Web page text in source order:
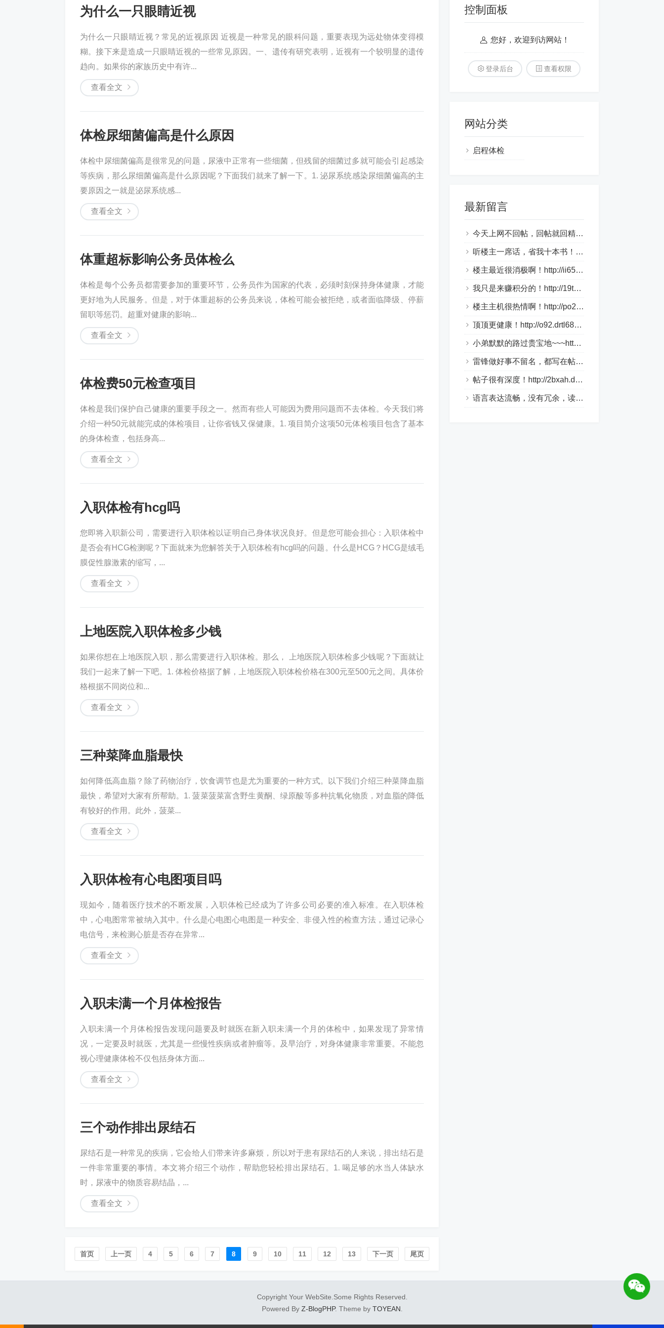
为什么一只眼睛近视
为什么一只眼睛近视？常见的近视原因 近视是一种常见的眼科问题，重要表现为远处物体变得模
糊。接下来是造成一只眼睛近视的一些常见原因。一、遗传有研究表明，近视有一个较明显的遗传
趋向。如果你的家族历史中有许...
查看全文
体检尿细菌偏高是什么原因
体检中尿细菌偏高是很常见的问题，尿液中正常有一些细菌，但残留的细菌过多就可能会引起感染
等疾病，那么尿细菌偏高是什么原因呢？下面我们就来了解一下。1. 泌尿系统感染尿细菌偏高的主
要原因之一就是泌尿系统感...
查看全文
体重超标影响公务员体检么
体检是每个公务员都需要参加的重要环节，公务员作为国家的代表，必须时刻保持身体健康，才能
更好地为人民服务。但是，对于体重超标的公务员来说，体检可能会被拒绝，或者面临降级、停薪
留职等惩罚。超重对健康的影响...
查看全文
体检费50元检查项目
体检是我们保护自己健康的重要手段之一。然而有些人可能因为费用问题而不去体检。今天我们将
介绍一种50元就能完成的体检项目，让你省钱又保健康。1. 项目简介这项50元体检项目包含了基本
的身体检查，包括身高...
查看全文
入职体检有hcg吗
您即将入职新公司，需要进行入职体检以证明自己身体状况良好。但是您可能会担心：入职体检中
是否会有HCG检测呢？下面就来为您解答关于入职体检有hcg吗的问题。什么是HCG？HCG是绒毛
膜促性腺激素的缩写，...
查看全文
上地医院入职体检多少钱
如果你想在上地医院入职，那么需要进行入职体检。那么， 上地医院入职体检多少钱呢？下面就让
我们一起来了解一下吧。1. 体检价格据了解，上地医院入职体检价格在300元至500元之间。具体价
格根据不同岗位和...
查看全文
三种菜降血脂最快
如何降低高血脂？除了药物治疗，饮食调节也是尤为重要的一种方式。以下我们介绍三种菜降血脂
最快，希望对大家有所帮助。1. 菠菜菠菜富含野生黄酮、绿原酸等多种抗氧化物质，对血脂的降低
有较好的作用。此外，菠菜...
查看全文
入职体检有心电图项目吗
现如今，随着医疗技术的不断发展，入职体检已经成为了许多公司必要的准入标准。在入职体检
中，心电图常常被纳入其中。什么是心电图心电图是一种安全、非侵入性的检查方法，通过记录心
电信号，来检测心脏是否存在异常...
查看全文
入职未满一个月体检报告
入职未满一个月体检报告发现问题要及时就医在新入职未满一个月的体检中，如果发现了异常情
况，一定要及时就医，尤其是一些慢性疾病或者肿瘤等。及早治疗，对身体健康非常重要。不能忽
视心理健康体检不仅包括身体方面...
查看全文
三个动作排出尿结石
尿结石是一种常见的疾病，它会给人们带来许多麻烦，所以对于患有尿结石的人来说，排出结石是
一件非常重要的事情。本文将介绍三个动作，帮助您轻松排出尿结石。1. 喝足够的水当人体缺水
时，尿液中的物质容易结晶，...
查看全文
首页️ 上一页 4 5 6 7 8 9 10 11 12 13 下一页 尾页
控制面板
您好，欢迎到访网站！
登录后台 查看权限
网站分类
启程体检
最新留言
今天上网不回帖，回帖就回精华帖！http://1aky9.bjkylp.com/
听楼主一席话，省我十本书！http://csi70c.whhongri.com/
楼主最近很消极啊！http://ii65v.loveho.net/
我只是来赚积分的！http://19tk.hlnrg.com/
楼主主机很热情啊！http://po2.bbmpg.com/
顶顶更健康！http://o92.drtl688.com/
小弟默默的路过贵宝地~~~http://bztn9s.dlqyt.com/
雷锋做好事不留名，都写在帖子里！http://4tge4.drtl688.com/
帖子很有深度！http://2bxah.dlqyt.com/
语言表达流畅，没有冗余，读起来很舒服。http://xo310.drtl688.com/
Copyright Your WebSite.Some Rights Reserved.
Powered By Z-BlogPHP. Theme by TOYEAN